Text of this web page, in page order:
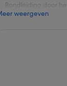
Rondleiding door
weergeven